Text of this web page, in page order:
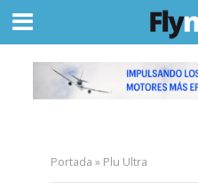
Portada » Plu Ultra